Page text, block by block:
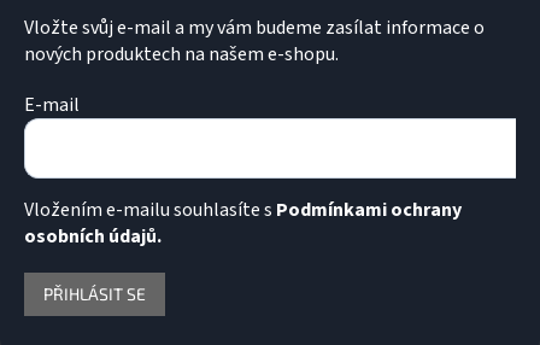
Vložte svůj e-mail a my vám budeme zasílat informace o
nových produktech na našem e-shopu.
E-mail
Vložením e-mailu souhlasíte s Podmínkami ochrany
osobních údajů.
PŘIHLÁSIT SE